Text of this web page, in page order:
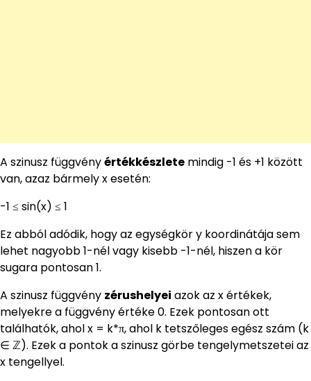
A szinusz függvényértékkészlete mindig -1 és +1 között
van, azaz bármely x esetén:
-1 ≤ sin(x) ≤ 1
Ez abból adódik, hogy az egységkör y koordinátája sem
lehet nagyobb 1-nél vagy kisebb -1-nél, hiszen a kör
sugara pontosan 1.
A szinusz függvény zérushelyei azok az x értékek,
melyekre a függvény értéke 0. Ezek pontosan ott
találhatók, ahol x = k*π, ahol k tetszőleges egész szám (k
∈ ℤ). Ezek a pontok a szinusz görbe tengelymetszetei az
x tengellyel.